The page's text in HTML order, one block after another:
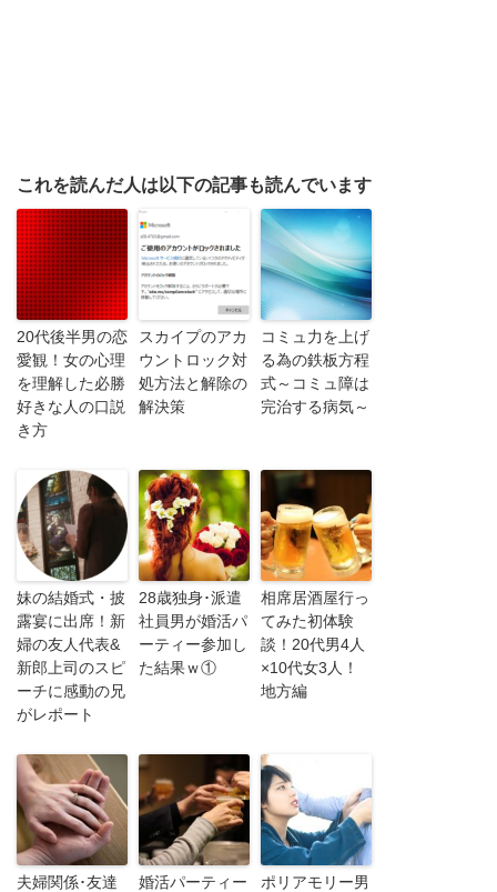
これを読んだ人は以下の記事も読んでいます
20代後半男の恋
愛観！女の心理
を理解した必勝
好きな人の口説
き方
スカイプのアカ
ウントロック対
処方法と解除の
解決策
コミュ力を上げ
る為の鉄板方程
式～コミュ障は
完治する病気～
妹の結婚式・披
露宴に出席！新
婦の友人代表&
新郎上司のスピ
ーチに感動の兄
がレポート
28歳独身･派遣
社員男が婚活パ
ーティー参加し
た結果ｗ①
相席居酒屋行っ
てみた初体験
談！20代男4人
×10代女3人！
地方編
夫婦関係･友達
婚活パーティー
ポリアモリー男